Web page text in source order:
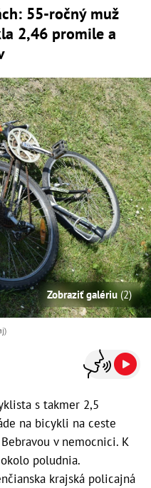
55-ročný muž
2,46 promile a
Zobraziť galériu (2)
)
s takmer 2,5
na bicykli na ceste
v nemocnici. K
poludnia.
krajská policajná